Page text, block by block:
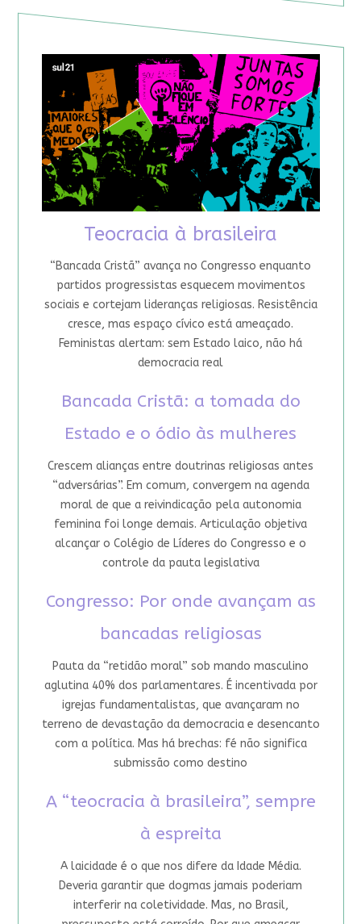
Teocracia à brasileira
“Bancada Cristã” avança no Congresso enquanto
partidos progressistas esquecem movimentos
sociais e cortejam lideranças religiosas. Resistência
cresce, mas espaço cívico está ameaçado.
Feministas alertam: sem Estado laico, não há
democracia real
Bancada Cristã: a tomada do
Estado e o ódio às mulheres
Crescem alianças entre doutrinas religiosas antes
“adversárias”. Em comum, convergem na agenda
moral de que a reivindicação pela autonomia
feminina foi longe demais. Articulação objetiva
alcançar o Colégio de Líderes do Congresso e o
controle da pauta legislativa
Congresso: Por onde avançam as
bancadas religiosas
Pauta da “retidão moral” sob mando masculino
aglutina 40% dos parlamentares. É incentivada por
igrejas fundamentalistas, que avançaram no
terreno de devastação da democracia e desencanto
com a política. Mas há brechas: fé não significa
submissão como destino
A “teocracia à brasileira”, sempre
à espreita
A laicidade é o que nos difere da Idade Média.
Deveria garantir que dogmas jamais poderiam
interferir na coletividade. Mas, no Brasil,